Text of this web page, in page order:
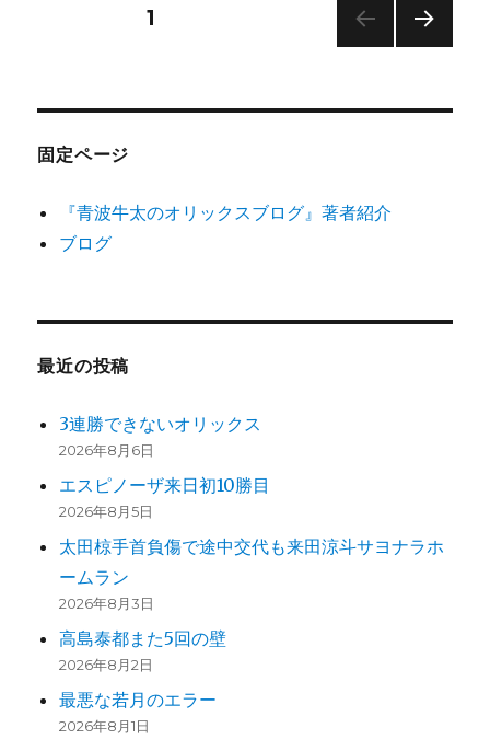
に
の
ペ
ー
固定ページ1
固定ページ
『青波牛太のオリックスブログ』著者紹介
ブログ
最近の投稿
3連勝できないオリックス
2026年8月6日
エスピノーザ来日初10勝目
2026年8月5日
太田椋手首負傷で途中交代も来田涼斗サヨナラホ
ームラン
2026年8月3日
高島泰都また5回の壁
2026年8月2日
最悪な若月のエラー
2026年8月1日